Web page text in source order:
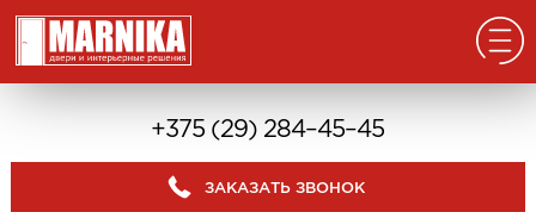
Входные двери
+375 (29) 284–45–45
ЗАКАЗАТЬ ЗВОНОК